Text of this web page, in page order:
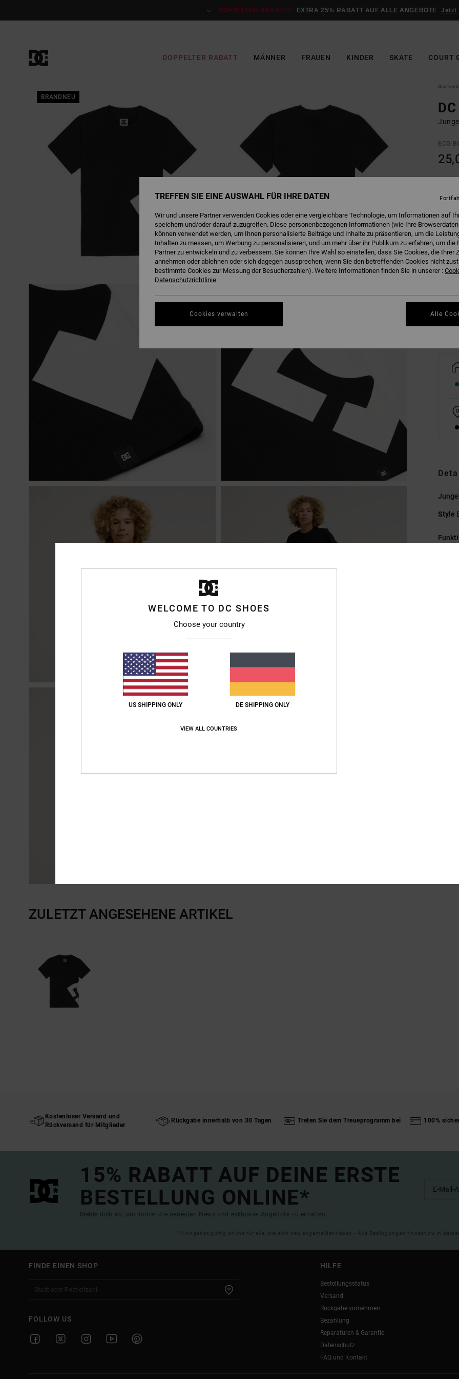
DOPPELTER RABATT*: EXTRA 25% RABATT AUF ALLE ANGEBOTE Jetzt
DOPPELTER RABATT MÄNNER FRAUEN KINDER SKATE COURT
BRANDNEU
Startseite
ECO-
8/
Style
ZULETZT ANGESEHENE ARTIKEL
Kostenloser Versand und
Rückversand für Mitglieder
Rückgabe innerhalb von 30 Tagen Treten Sie dem Treueprogramm bei 100%
15% RABATT AUF DEINE ERSTE
BESTELLUNG ONLINE*
Melde dich an, um immer die neuesten News und exklusive Angebote zu erhalten.
(*) Angebot gültig online für alle, die sich neu angemeldet haben - Alle Bedingungen findest du in
FINDE EINEN SHOP
FOLLOW US
HILFE
Bestellungsstatus
Versand
Rückgabe vornehmen
Bezahlung
Reparaturen & Garantie
Datenschutz
FAQ und Kontakt
WELCOME TO DC SHOES
Choose your country
US SHIPPING ONLY DE SHIPPING ONLY
VIEW ALL COUNTRIES
TREFFEN SIE EINE AUSWAHL FÜR IHRE DATEN
Wir und unsere Partner verwenden Cookies oder eine vergleichbare Technologie, um Informationen auf
speichern und/oder darauf zuzugreifen. Diese personenbezogenen Informationen (wie Ihre
können verwendet werden, um Ihnen personalisierte Beiträge und Inhalte zu präsentieren, um die
Inhalten zu messen, um Werbung zu personalisieren, und um mehr über ihr Publikum zu erfahren, um die
Partner zu entwickeln und zu verbessern. Sie können Ihre Wahl so einstellen, dass Sie Cookies, die Ihrer
annehmen oder ablehnen oder sich dagegen aussprechen, wenn Sie den betreffenden Cookies nicht
bestimmte Cookies zur Messung der Besucherzahlen). Weitere Informationen finden Sie in unserer :
Datenschutzrichtlinie
Cookies verwalten Alle